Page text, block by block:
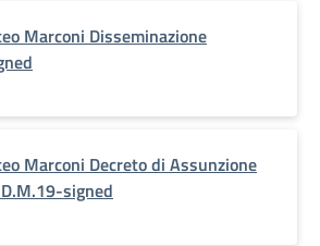
Marconi Disseminazione
Marconi Decreto di Assunzione
signed